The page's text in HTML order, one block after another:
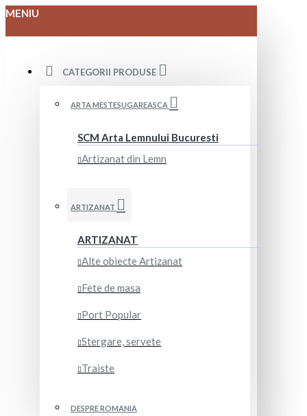
MENIU
CATEGORII PRODUSE
ARTA MESTESUGAREASCA
SCM Arta Lemnului Bucuresti
Artizanat din Lemn
ARTIZANAT
ARTIZANAT
Alte obiecte Artizanat
Fete de masa
Port Popular
Stergare, servete
Traiste
DESPRE ROMANIA